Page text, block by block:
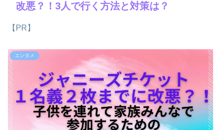
改悪？！3人で行く方法と対策は？
【PR】
エンタメ